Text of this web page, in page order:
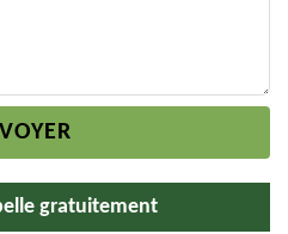
gratuitement